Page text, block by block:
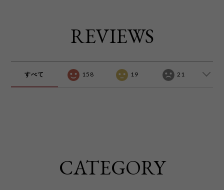
REVIEWS
すべて 158 19 21
CATEGORY